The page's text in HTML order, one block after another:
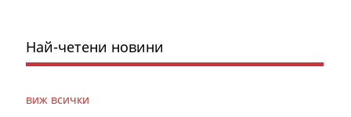
Най-четени новини
виж всички